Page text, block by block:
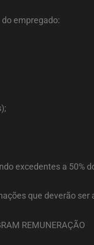
empregado:
excedentes a 50%
que deverão
REMUNERAÇÃO